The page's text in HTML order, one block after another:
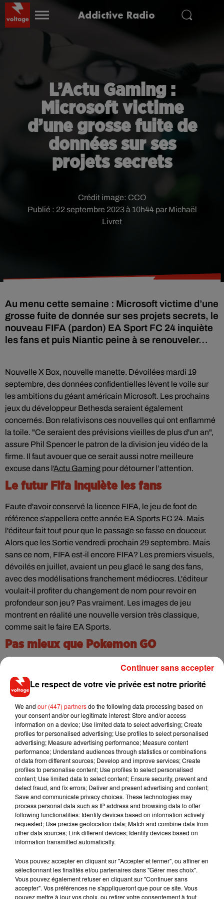
Addictive Radio
L’Actu Gaming :
Microsoft victime
d’une grosse fuite de
données sur ses
projets secrets
Publié : 22 septembre 2023 à 10h44 par Michaël
Livret
Crédit image: CCO
Au menu cette semaine : Microsoft victime d’une
grosse fuite de donnée sur ses projets secrets, le
nouveau FIFA (pardon) EA Sport FC 24 inquiète
les fans et puis Niantic peine à se renouveler…
Nouvelle X Box, nouvelle manette. Dévoilées mardi 19
septembre, des données confidentielles lèvent le voile sur
les ambitions du géant américain Microsoft. Les prochains
jeux du développeur Bethesda seraient également
concernés. Bon relativisons ces nouvelles qui ont enflammé
la toile. "Ce seraient des prévisions vieilles de plus d'un an",
assure Phil Spencer le patron de la division jeu vidéo de la
firme. Il faut avouer que ce serait aussi notre meilleure
excuse dans l'Actu Gaming pour détourner l’attention.
Le futur Fifa inquiète les fans
Faute d'avoir conservé la licence FIFA, le jeu de foot de
référence s'appellera cette année EA Sports FC 24. Mais
l'éditeur fait tout pour que le passage se fasse en douceur.
Alors que les Sortie vendredi prochain 29 septembre. Mais
sans ce nom, FIFA est-il encore FIFA? Les premiers visuels,
dévoilés en juillet, avaient un peu glacé le sang des fans,
avec des modélisations franchement médiocres. L'éditeur
voulait-il profiter du changement de nom pour revoir en
profondeur son jeu? Pas vraiment. Les images de jeu
montrent en réalité une nouvelle version très classique,
comme sait le faire EA Sports.
Pas mieux que Pokemon GO
Malgré le succès titanesque et continu de Pokémon
GO, Niantic peine à reproduire ne serait-ce qu'un fragment
de cet engouement massif. Dernière tentative en date
Capcom. Pourtant l’idée était bonne avec et l’intégration de
la réalité virtuelle. Mais pour le moment : le succès du jeu
sorti sur mobile le 14 septembre est comment dire…
confidentiel !
Musique
RÜFÜS DU SOL annonce un nouvel
album après sa tournée mondiale
Le respect de votre vie privée est notre priorité
We and our (447) partnersdo the following data processing based on
your consent and/or our legitimate interest: Store and/or access
information on a device; Use limited data to select advertising; Create
profiles for personalised advertising; Use profiles to select personalised
advertising; Measure advertising performance; Measure content
performance; Understand audiences through statistics or combinations
of data from different sources; Develop and improve services; Create
profiles to personalise content; Use profiles to select personalised
content; Use limited data to select content; Ensure security, prevent and
detect fraud, and fix errors; Deliver and present advertising and content;
Save and communicate privacy choices. These technologies may
process personal data such as IP address and browsing data to offer
following functionalities: Identify devices based on information actively
requested; Use precise geolocation data; Match and combine data from
other data sources; Link different devices; Identify devices based on
information transmitted automatically.
Vous pouvez accepter en cliquant sur "Accepter et fermer", ou affiner en
sélectionnant les finalités et/ou partenaires dans "Gérer mes choix".
Vous pouvez également refuser en cliquant sur "Continuer sans
accepter". Vos préférences ne s'appliqueront que pour ce site. Vous
pouvez mettre à jour vos choix, ou retirer votre consentement à tout
Continuer sans accepter